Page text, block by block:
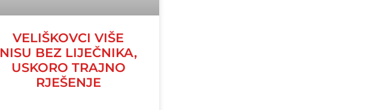
VELIŠKOVCI VIŠE
NISU BEZ LIJEČNIKA,
USKORO TRAJNO
RJEŠENJE